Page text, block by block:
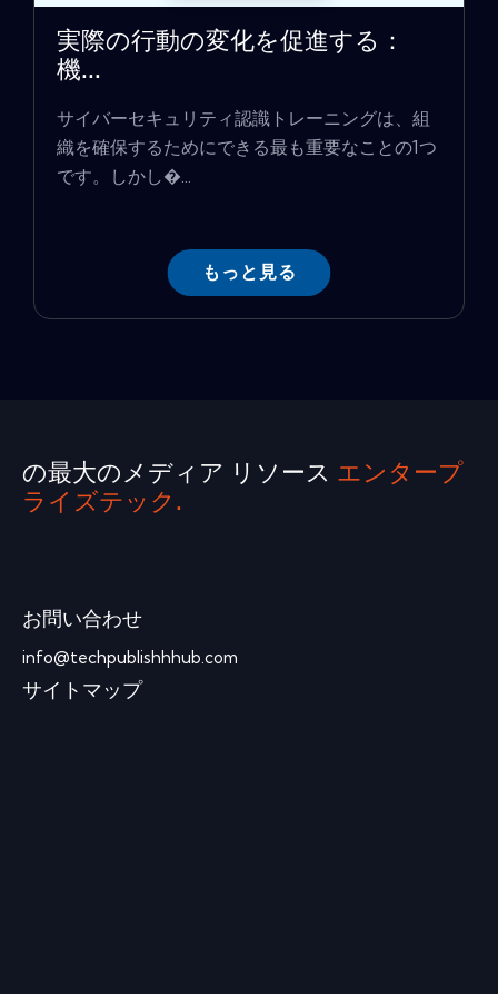
実際の行動の変化を促進する：
機...
サイバーセキュリティ認識トレーニングは、組
織を確保するためにできる最も重要なことの1つ
です。しかし�...
もっと見る
の最大のメディア リソース エンタープ
ライズテック.
お問い合わせ
info@techpublishhhub.com
サイトマップ